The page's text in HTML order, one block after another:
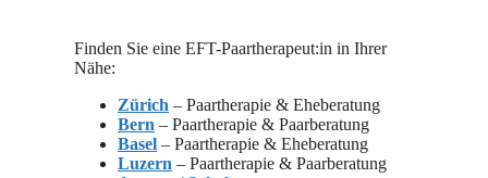
Finden Sie eine EFT-Paartherapeut:in in Ihrer
Nähe:
Zürich – Paartherapie & Eheberatung
Bern – Paartherapie & Paarberatung
Basel – Paartherapie & Eheberatung
Luzern – Paartherapie & Paarberatung